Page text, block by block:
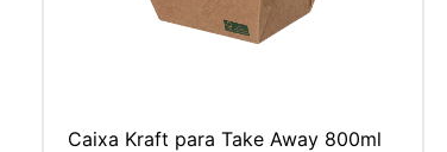
Caixa Kraft para Take Away 800ml